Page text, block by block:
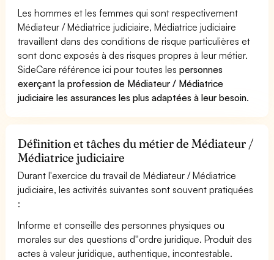
Les hommes et les femmes qui sont respectivement
Médiateur / Médiatrice judiciaire, Médiatrice judiciaire
travaillent dans des conditions de risque particulières et
sont donc exposés à des risques propres à leur métier.
SideCare référence ici pour toutes lespersonnes
exerçant la profession de Médiateur / Médiatrice
judiciaire les assurances les plus adaptées à leur besoin.
Définition et tâches du métier de Médiateur /
Médiatrice judiciaire
Durant l'exercice du travail de Médiateur / Médiatrice
judiciaire, les activités suivantes sont souvent pratiquées
:
Informe et conseille des personnes physiques ou
morales sur des questions d''ordre juridique. Produit des
actes à valeur juridique, authentique, incontestable.